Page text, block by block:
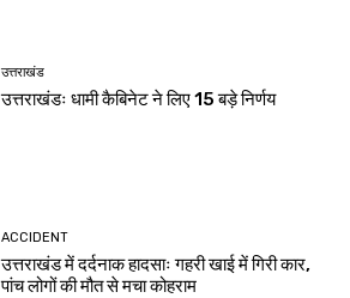
उत्तराखंड
उत्तराखंडः धामी कैबिनेट ने लिए 15 बड़े निर्णय
ACCIDENT
उत्तराखंड में दर्दनाक हादसाः गहरी खाई में गिरी कार,
पांच लोगों की मौत से मचा कोहराम